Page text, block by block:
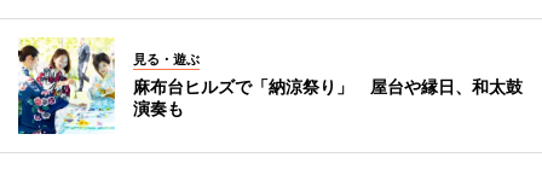
見る・遊ぶ
麻布台ヒルズで「納涼祭り」 屋台や縁日、和太鼓
演奏も